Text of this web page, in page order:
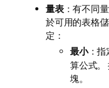
量表：有不同
於可用的表格
定：
最小：指
算公式。
塊。